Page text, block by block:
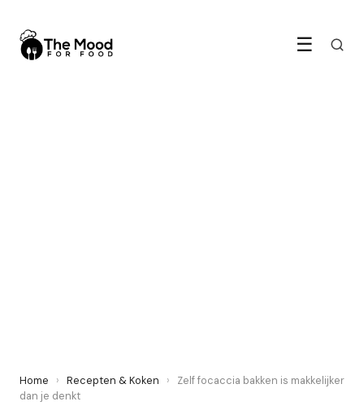
☰
Home › Recepten & Koken ›
Zelf focaccia bakken is makkelijker
dan je denkt